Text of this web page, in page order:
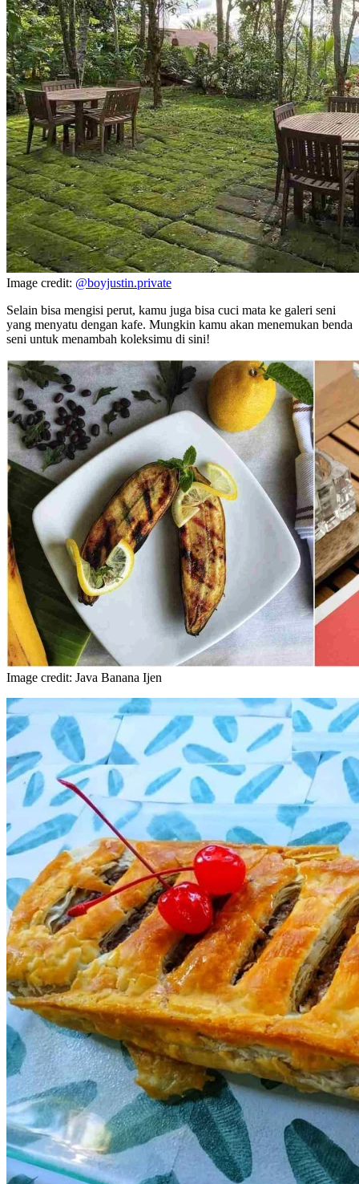
Image credit: @boyjustin.private
Selain bisa mengisi perut, kamu juga bisa cuci mata ke galeri seni
yang menyatu dengan kafe. Mungkin kamu akan menemukan benda
seni untuk menambah koleksimu di sini!
Image credit: Java Banana Ijen